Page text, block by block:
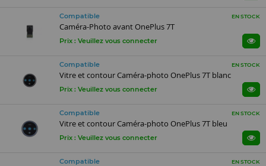
Compatible EN STOCK
Caméra-Photo avant OnePlus 7T
Prix : Veuillez vous connecter
Compatible EN STOCK
Vitre et contour Caméra-photo OnePlus 7T blanc
Prix : Veuillez vous connecter
Compatible EN STOCK
Vitre et contour Caméra-photo OnePlus 7T bleu
Prix : Veuillez vous connecter
Compatible EN STOCK